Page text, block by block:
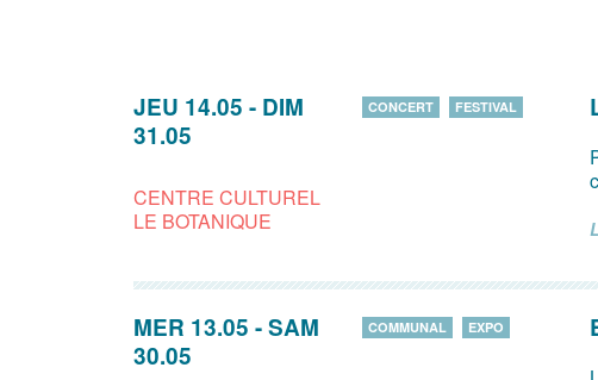
JEU 14.05 - DIM
31.05
CENTRE CULTUREL
LE BOTANIQUE
CONCERT FESTIVAL
MER 13.05 -SAM
30.05
COMMUNAL EXPO